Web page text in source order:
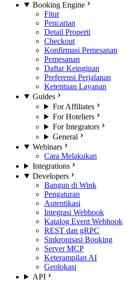
Booking Engine
Fitur
Pencarian
Detail Properti
Checkout
Konfirmasi Pemesanan
Pemesanan
Daftar Keinginan
Preferensi Perjalanan
Ketentuan Layanan
Guides
For Affiliates
For Hoteliers
For Integrators
General
Webinars
Cara Melakukan
Integrations
Developers
Bangun di Wink
Pengaturan
Autentikasi
Integrasi Webhook
Katalog Event Webhook
REST dan gRPC
Sinkronisasi Booking
Server MCP
Keterampilan AI
Geolokasi
API